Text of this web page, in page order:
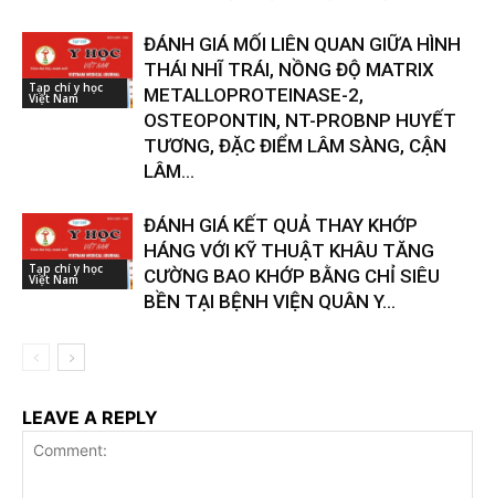
Tạp chí y học
Việt Nam
ĐÁNH GIÁ MỐI LIÊN QUAN GIỮA HÌNH
THÁI NHĨ TRÁI, NỒNG ĐỘ MATRIX
METALLOPROTEINASE-2,
OSTEOPONTIN, NT-PROBNP HUYẾT
TƯƠNG, ĐẶC ĐIỂM LÂM SÀNG, CẬN
LÂM...
Tạp chí y học
Việt Nam
ĐÁNH GIÁ KẾT QUẢ THAY KHỚP
HÁNG VỚI KỸ THUẬT KHÂU TĂNG
CƯỜNG BAO KHỚP BẰNG CHỈ SIÊU
BỀN TẠI BỆNH VIỆN QUÂN Y...
LEAVE A REPLY